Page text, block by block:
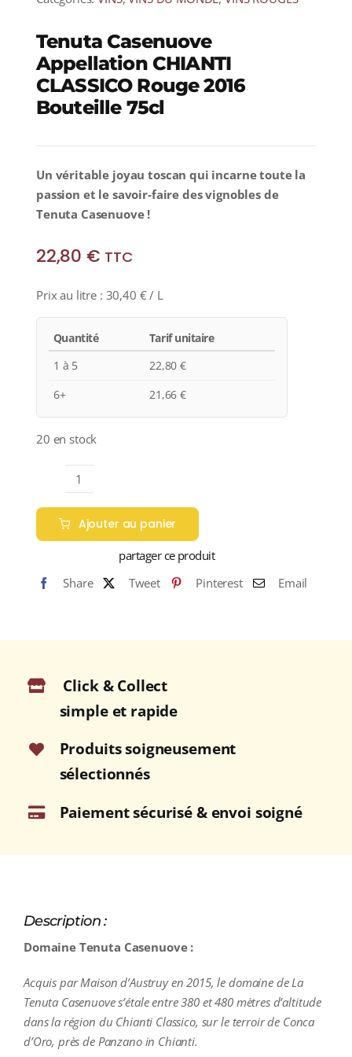
Tenuta Casenuove
Appellation CHIANTI
CLASSICO Rouge 2016
Bouteille 75cl
Un véritable joyau toscan qui incarne toute la
passion et le savoir-faire des vignobles de
Tenuta Casenuove !
22,80 € TTC
Prix au litre : 30,40 € / L
Quantité
Tarif unitaire
1 à 5
22,80€
6+
21,66€
20 en stock
quantité
de
Tenuta
Casenuove
Appellation
CHIANTI
2016
75cl
Ajouter au panier
partager ce produit
Share
Tweet Pinterest Email
Click & Collect
simple et rapide
Produits soigneusement
sélectionnés
Paiement sécurisé & envoi soigné
Description :
Domaine Tenuta Casenuove :
Acquis par Maison d’Austruy en 2015, le domaine de La
Tenuta Casenuove s’étale entre 380 et 480 mètres d’altitude
dans la région du Chianti Classico, sur le terroir de Conca
d’Oro, près de Panzano in Chianti.